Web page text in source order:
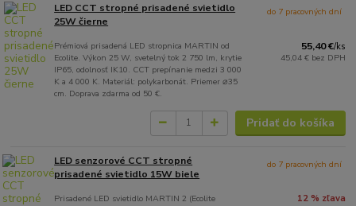
LED CCT stropné prisadené svietidlo
25W čierne
Prémiová prisadená LED stropnica MARTIN od
Ecolite. Výkon 25 W, svetelný tok 2 750 lm, krytie
IP65, odolnosť IK10. CCT prepínanie medzi 3 000
K a 4 000 K. Materiál: polykarbonát. Priemer ⌀35
cm. Doprava zdarma od 50 €.
55,40 €/ks
45,04 € bez DPH
do 7 pracovných dní
Pridať do košíka
LED senzorové CCT stropné
prisadené svietidlo 15W biele
Prisadené LED svietidlo MARTIN 2 (Ecolite
12 % zľava
do 7 pracovných dní